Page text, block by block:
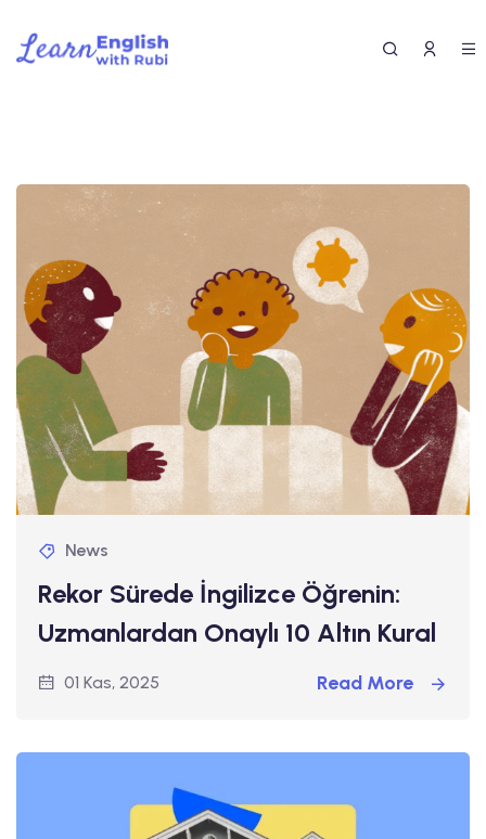
News
Rekor Sürede İngilizce Öğrenin:
Uzmanlardan Onaylı 10 Altın Kural
01 Kas, 2025 Read More